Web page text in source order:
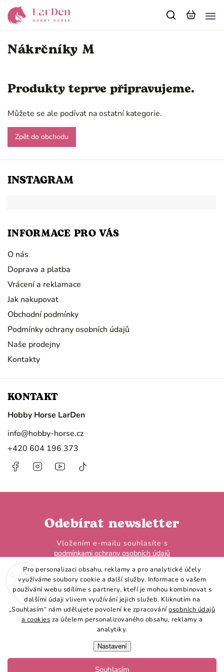
Pro personalizaci obsahu, reklamy a pro analytické účely
využíváme soubory cookie a další služby. Informace o vašem
používání webu sdílíme s partnery, kteří je mohou kombinovat s
dalšími údaji vlivem využívání jejich služeb. Kliknutím na
„Souhlasím“ nám udělujete povolení ke zpracováníosobních údajů
a cookies za účelem personalizovaného obsahu, reklamy a
analytiky.
Nastavení
Souhlasím
Nákrčníky M
Produkty teprve připravujeme.
Můžete se ale podívat na ostatní kategorie.
Zpět do obchodu
INSTAGRAM
Odebírat newsletter
Vložením e-mailu souhlasíte s
podmínkami ochrany osobních údajů
Přihlásit se
INFORMACE PRO VÁS
O nás
Doprava a platba
Vrácení a reklamace
Jak nakupovat
Obchodní podmínky
Podmínky ochrany osobních údajů
Naše prodejny
Kontakty
KONTAKT
Hobby Horse LarDen
info@hobby-horse.cz
+420 604 196 373
FacebookInstagramhttps://www.youtube.com/